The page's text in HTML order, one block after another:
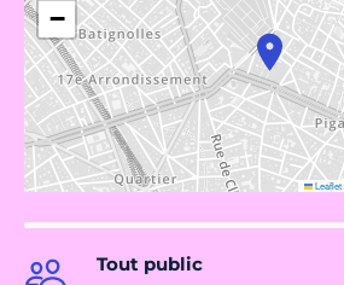
−
Leaflet
Tout public